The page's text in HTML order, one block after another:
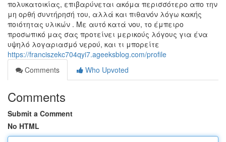
πολυκατοικίας, επιβαρύνεται ακόμα περισσότερο απο την
μη ορθή συντήρησή του, αλλά και πιθανόν λόγω κακής
ποιότητας υλικών . Με αυτό κατά νου, το έμπειρο
προσωπικό μας σας προτείνει μερικούς λόγους για ένα
υψηλό λογαριασμό νερού, και τι μπορείτε
https://franciszekc704qyi7.ageeksblog.com/profile
Comments
Who Upvoted
Comments
Submit a Comment
No HTML